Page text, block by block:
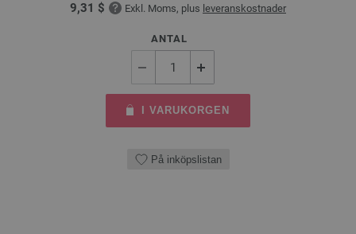
9,31 $ Exkl. Moms, plus leveranskostnader
ANTAL
I VARUKORGEN
På inköpslistan